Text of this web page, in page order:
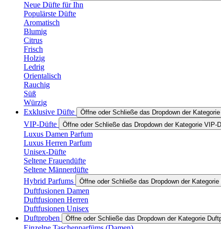
Neue Düfte für Ihn
Populärste Düfte
Aromatisch
Blumig
Citrus
Frisch
Holzig
Ledrig
Orientalisch
Rauchig
Süß
Würzig
Exklusive Düfte
Öffne oder Schließe das Dropdown der
VIP-Düfte Öffne oder Schließe das Dropdown der Kategorie VIP-
Luxus Damen Parfum
Luxus Herren Parfum
Unisex-Düfte
Seltene Frauendüfte
Seltene Männerdüfte
Hybrid Parfums
Öffne oder Schließe das Dropdown der
Duftfusionen Damen
Duftfusionen Herren
Duftfusionen Unisex
Duftproben
Öffne oder Schließe das Dropdown der Kategorie